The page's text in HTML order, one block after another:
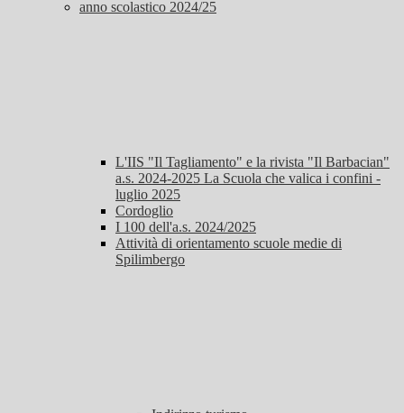
anno scolastico 2024/25
L'IIS "Il Tagliamento" e la rivista "Il Barbacian"
a.s. 2024-2025 La Scuola che valica i confini -
luglio 2025
Cordoglio
I 100 dell'a.s. 2024/2025
Attività di orientamento scuole medie di
Spilimbergo